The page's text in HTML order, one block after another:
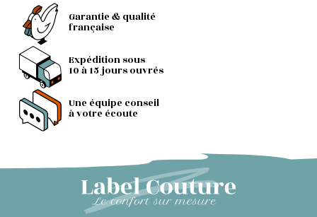
Garantie & qualité
française
Expédition sous
10 à 15 jours ouvrés
Une équipe conseil
à votre écoute